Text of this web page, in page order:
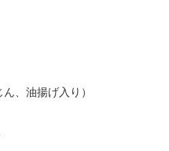
、油揚げ入り）